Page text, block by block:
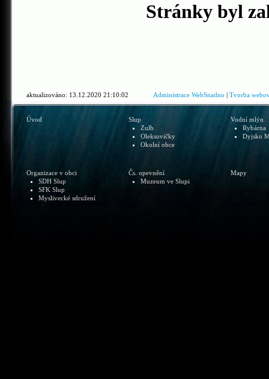
Stránky byl
Administrace WebSnadno | Tvorba
aktualizováno: 13.12.2020 21:10:02
Úvod
Slup
Zulb
Oleksovičky
Okolní obce
Vodní mlýn
Rybárna
Dyjsko
Organizace v obci
SDH Slup
SFK Slup
Myslivecké sdružení
Čs. opevnění
Muzeum ve Slupi
Mapy